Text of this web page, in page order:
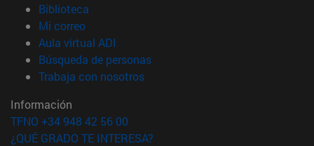
Biblioteca
Mi correo(abre en nueva ventana)
Aula virtual ADI
Búsqueda de personas(abre en nueva ventana)
Trabaja con nosotros(abre en nueva ventana)
Información
TFNO +34 948 42 56 00
¿QUÉ GRADO TE INTERESA?